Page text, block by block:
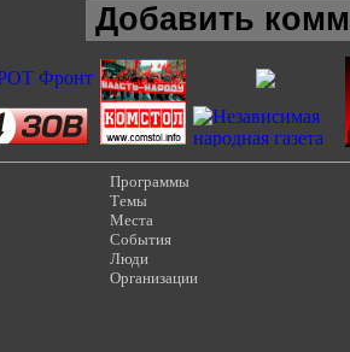
Добавить
Программы
Темы
Места
События
Люди
Организации